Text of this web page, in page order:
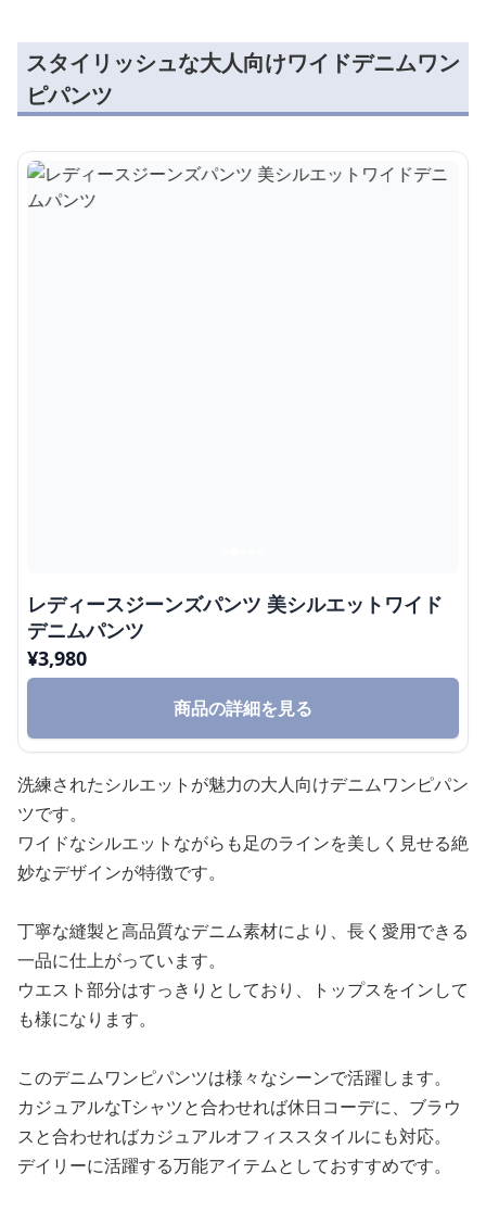
スタイリッシュな大人向けワイドデニムワン
ピパンツ
レディースジーンズパンツ 美シルエットワイド
デニムパンツ
¥3,980
商品の詳細を見る
洗練されたシルエットが魅力の大人向けデニムワンピパン
ツです。
ワイドなシルエットながらも足のラインを美しく見せる絶
妙なデザインが特徴です。
丁寧な縫製と高品質なデニム素材により、長く愛用できる
一品に仕上がっています。
ウエスト部分はすっきりとしており、トップスをインして
も様になります。
このデニムワンピパンツは様々なシーンで活躍します。
カジュアルなTシャツと合わせれば休日コーデに、ブラウ
スと合わせればカジュアルオフィススタイルにも対応。
デイリーに活躍する万能アイテムとしておすすめです。